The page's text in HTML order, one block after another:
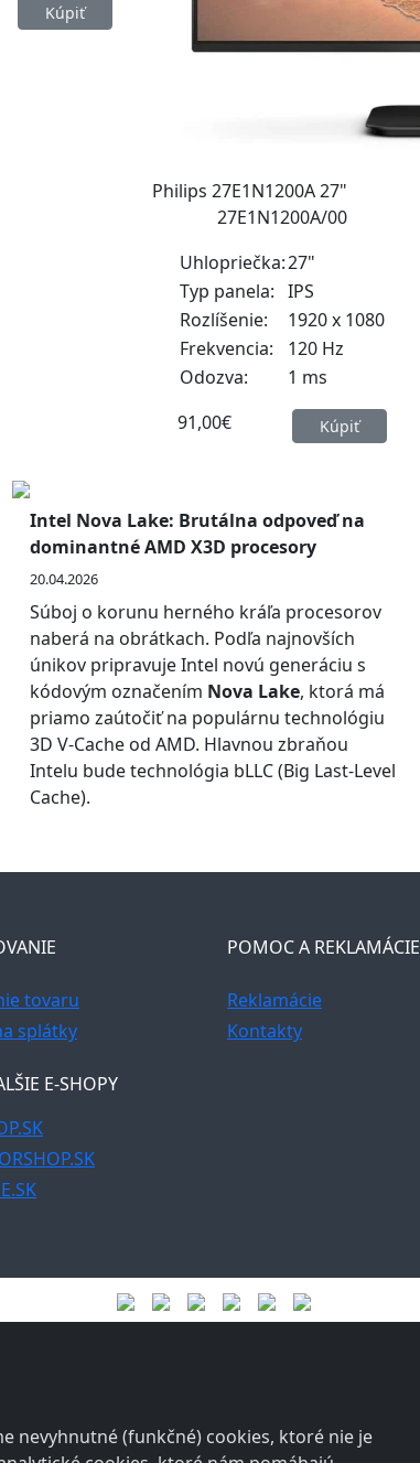
Kúpiť
Philips 27E1N1200A 27"
27E1N1200A/00
Uhlopriečka:27"
Typ panela: IPS
Rozlíšenie:
1920 x 1080
Frekvencia:
120 Hz
Odozva:
1 ms
91,00€
Kúpiť
Intel Nova Lake: Brutálna odpoveď na
dominantné AMD X3D procesory
20.04.2026
Súboj o korunu herného kráľa procesorov
naberá na obrátkach. Podľa najnovších
únikov pripravuje Intel novú generáciu s
kódovým označením Nova Lake, ktorá má
priamo zaútočiť na populárnu technológiu
3D V-Cache od AMD. Hlavnou zbraňou
Intelu bude technológia bLLC (Big Last-Level
Cache).
tovaru
splátky
E-SHOPY
POMOC A REKLAMÁCIE
Reklamácie
Kontakty
nevyhnutné (funkčné) cookies, ktoré nie je